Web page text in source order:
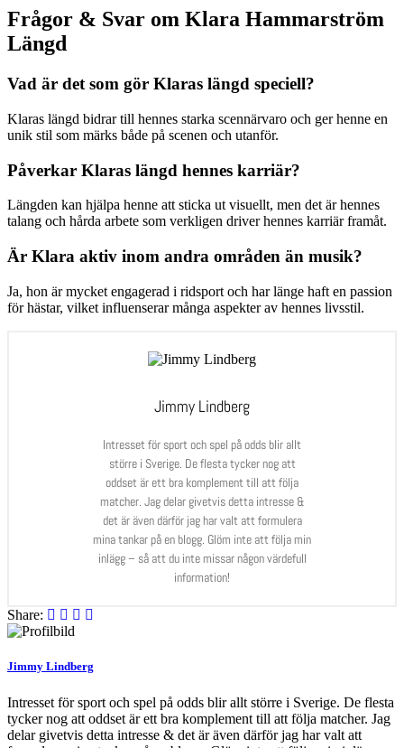
Frågor & Svar om Klara Hammarström
Längd
Vad är det som gör Klaras längd speciell?
Klaras längd bidrar till hennes starka scennärvaro och ger henne en
unik stil som märks både på scenen och utanför.
Påverkar Klaras längd hennes karriär?
Längden kan hjälpa henne att sticka ut visuellt, men det är hennes
talang och hårda arbete som verkligen driver hennes karriär framåt.
Är Klara aktiv inom andra områden än musik?
Ja, hon är mycket engagerad i ridsport och har länge haft en passion
för hästar, vilket influenserar många aspekter av hennes livsstil.
Jimmy Lindberg
Intresset för sport och spel på odds blir allt
större i Sverige. De flesta tycker nog att
oddset är ett bra komplement till att följa
matcher. Jag delar givetvis detta intresse &
det är även därför jag har valt att formulera
mina tankar på en blogg. Glöm inte att följa min
inlägg – så att du inte missar någon värdefull
information!
Share:
Jimmy Lindberg
Intresset för sport och spel på odds blir allt större i Sverige. De flesta
tycker nog att oddset är ett bra komplement till att följa matcher. Jag
delar givetvis detta intresse & det är även därför jag har valt att